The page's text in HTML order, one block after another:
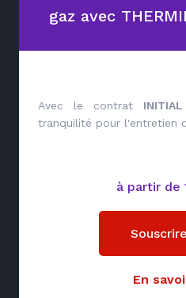
gaz avec
Avec le contrat INITIAL
tranquilité pour l'entretien
à partir de
Souscrire
En